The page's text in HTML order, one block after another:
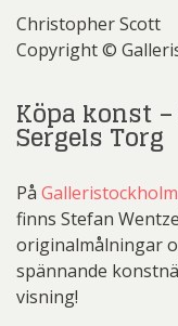
Christopher Scott
Copyright ©
Köpa konst
Sergels Torg
På Galleristockholm
finns Stefan
originalmålningar
spännande
visning!